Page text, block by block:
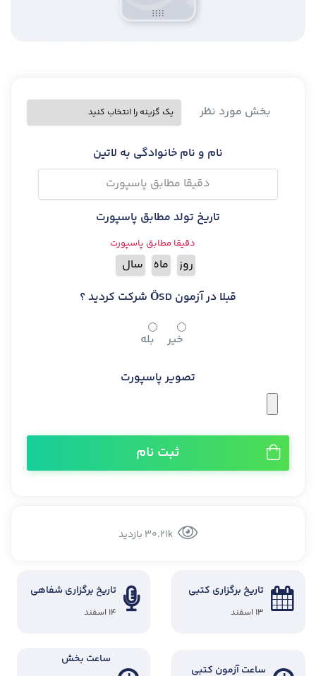
بخش مورد نظر
نام و نام خانوادگی به لاتین
تاریخ تولد مطابق پاسپورت
دقیقا مطابق پاسپورت
قبلا در آزمون ÖSD شرکت کردید ؟
خیر بله
تصویر پاسپورت
ثبت نام
تاریخ برگزاری کتبی
۱۳ اسفند
تاریخ برگزاری شفاهی
۱۴ اسفند
ساعت آزمون کتبی
ساعت بخش